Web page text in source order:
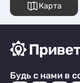
Карта
Будь с нами в